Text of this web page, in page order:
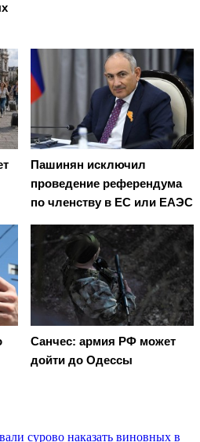
Пашинян исключил
проведение референдума
по членству в ЕС или ЕАЭС
Санчес: армия РФ может
дойти до Одессы
сурово наказать виновных в